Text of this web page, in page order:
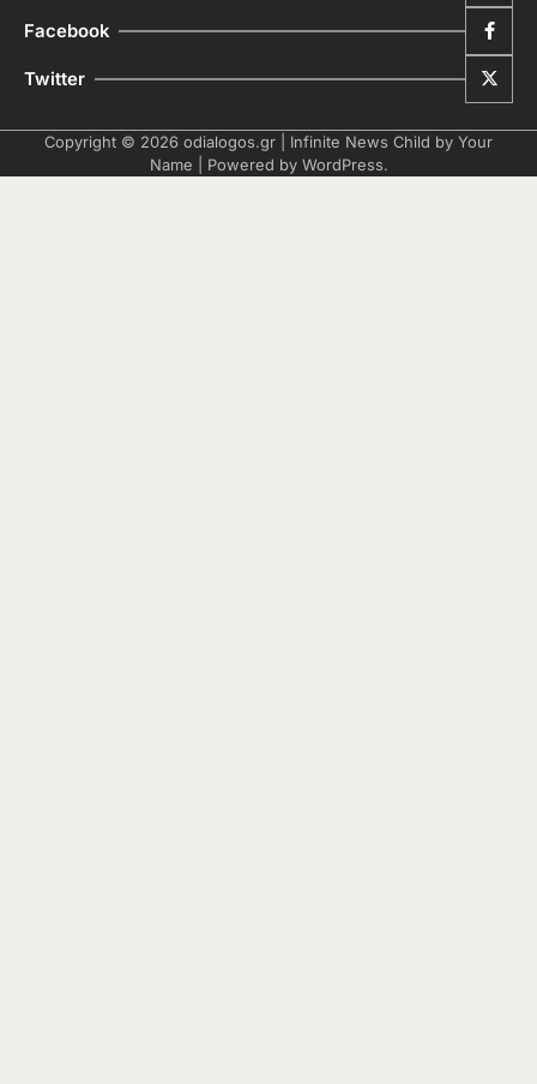
Facebook
Twitter
Copyright © 2026 odialogos.gr | Infinite News Child by Your
Name | Powered by WordPress.